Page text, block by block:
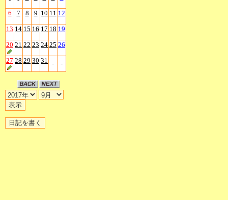
6 7 8 9 10 11 12
13 14 15 16 17 18 19
20 21 22 23 24 25 26
27 28 29 30 31 - -